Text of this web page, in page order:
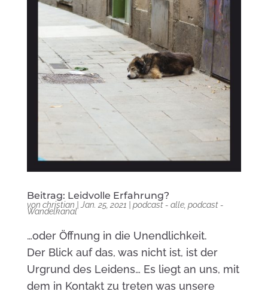
Beitrag: Leidvolle Erfahrung?
von christian Jan. 25, 2021 podcast - alle, podcast -
Wandelkanal
…oder Öffnung in die Unendlichkeit.
Der Blick auf das, was nicht ist, ist der
Urgrund des Leidens… Es liegt an uns, mit
dem in Kontakt zu treten was unsere